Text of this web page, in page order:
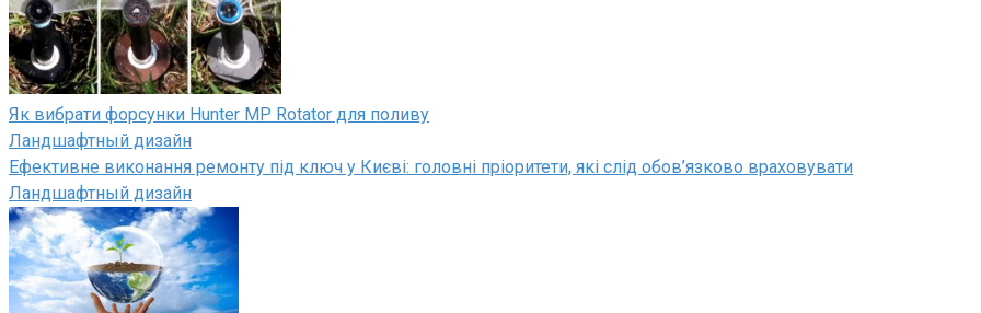
Як вибрати форсунки Hunter MP Rotator для поливу
Ландшафтный дизайн
Ефективне виконання ремонту під ключ у Києві: головні пріоритети, які слід обов’язково враховувати
Ландшафтный дизайн